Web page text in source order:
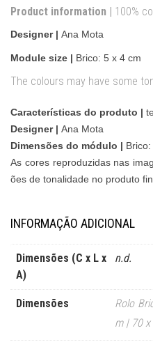
Product information | 100%
Designer | Ana Mota
Module size | Brico: 5 x 4 cm
The colours may have some
Características do produto |
Designer | Ana Mota
Dimensões do módulo | Brico:
As cores reproduzidas nas
ões de tonalidade no produto
INFORMAÇÃO ADICIONAL
Dimensões (C x L x
A)
n.d.
Dimensões Rolo
m | 70